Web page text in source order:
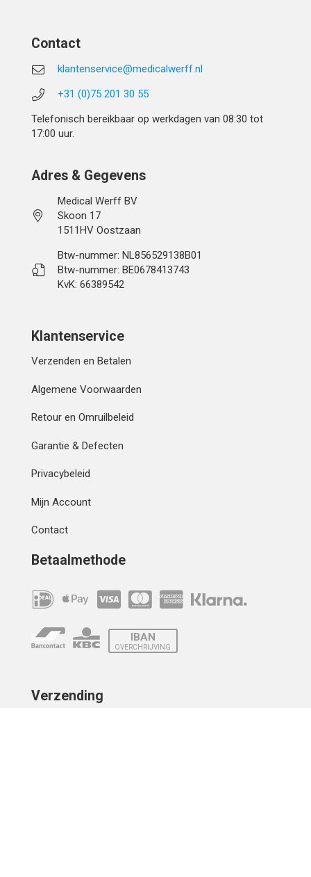
Contact
klantenservice@medicalwerff.nl
+31 (0)75 201 30 55
Telefonisch bereikbaar op werkdagen van 08:30 tot
17:00 uur.
Adres & Gegevens
Medical Werff BV
Skoon 17
1511HV Oostzaan
Btw-nummer: NL856529138B01
Btw-nummer: BE0678413743
KvK: 66389542
Klantenservice
Verzenden en Betalen
Algemene Voorwaarden
Retour en Omruilbeleid
Garantie & Defecten
Privacybeleid
Mijn Account
Contact
Betaalmethode
IBAN
OVERCHRIJVING
Verzending